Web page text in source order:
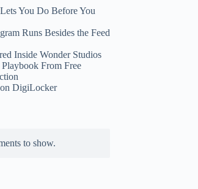
You Do Before You
Runs Besides the Feed
Inside Wonder Studios
From Free
DigiLocker
to show.